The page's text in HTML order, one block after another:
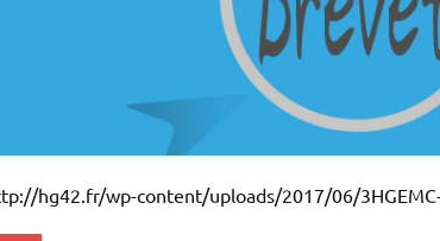
hg42.fr/wp-content/uploads/2017/06/